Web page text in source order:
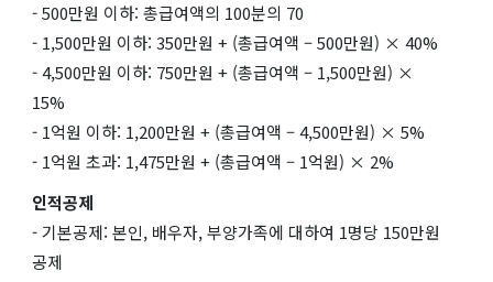
- 500만원 이하: 총급여액의 100분의 70
- 1,500만원 이하: 350만원 + (총급여액 – 500만원) × 40%
- 4,500만원 이하: 750만원 + (총급여액 – 1,500만원) ×
15%
- 1억원 이하: 1,200만원 + (총급여액 – 4,500만원) × 5%
- 1억원 초과: 1,475만원 + (총급여액 – 1억원) × 2%
인적공제
- 기본공제: 본인, 배우자, 부양가족에 대하여 1명당 150만원
공제